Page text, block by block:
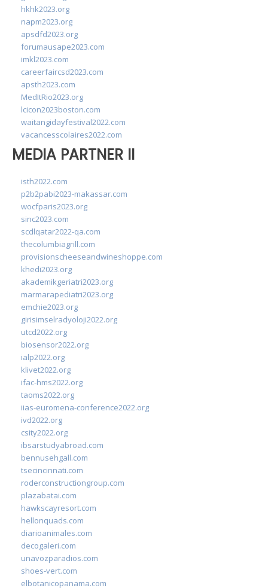
hkhk2023.org
napm2023.org
apsdfd2023.org
forumausape2023.com
imkl2023.com
careerfaircsd2023.com
apsth2023.com
MedItRio2023.org
lcicon2023boston.com
waitangidayfestival2022.com
vacancesscolaires2022.com
MEDIA PARTNER II
isth2022.com
p2b2pabi2023-makassar.com
wocfparis2023.org
sinc2023.com
scdlqatar2022-qa.com
thecolumbiagrill.com
provisionscheeseandwineshoppe.com
khedi2023.org
akademikgeriatri2023.org
marmarapediatri2023.org
emchie2023.org
girisimselradyoloji2022.org
utcd2022.org
biosensor2022.org
ialp2022.org
klivet2022.org
ifac-hms2022.org
taoms2022.org
iias-euromena-conference2022.org
ivd2022.org
csity2022.org
ibsarstudyabroad.com
bennusehgall.com
tsecincinnati.com
roderconstructiongroup.com
plazabatai.com
hawkscayresort.com
hellonquads.com
diarioanimales.com
decogaleri.com
unavozparadios.com
shoes-vert.com
elbotanicopanama.com